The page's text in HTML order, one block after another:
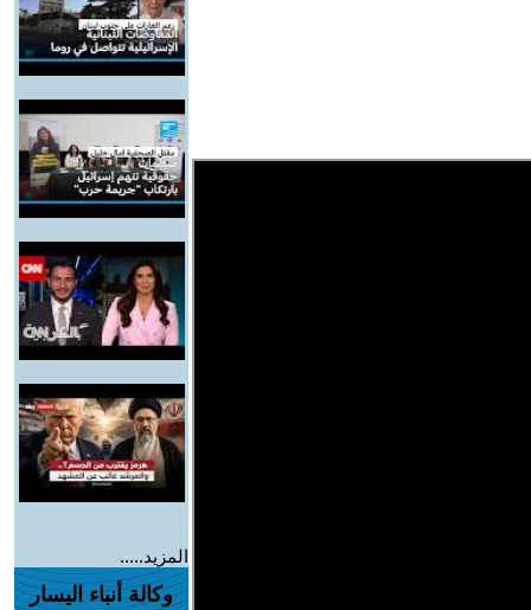
المزيد.....
وكالة أنباء اليسار